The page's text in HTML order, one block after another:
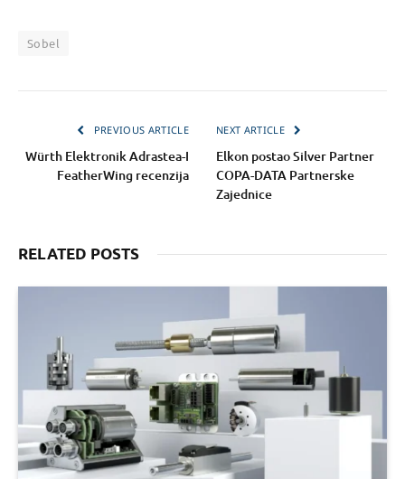
Sobel
PREVIOUS ARTICLE
Würth Elektronik Adrastea-I
FeatherWing recenzija
NEXT ARTICLE
Elkon postao Silver Partner
COPA-DATA Partnerske
Zajednice
RELATED POSTS